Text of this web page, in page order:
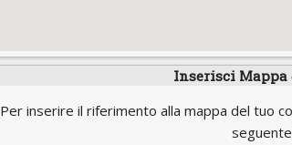
Inserisci Mappa
Per inserire il riferimento alla mappa del tuo